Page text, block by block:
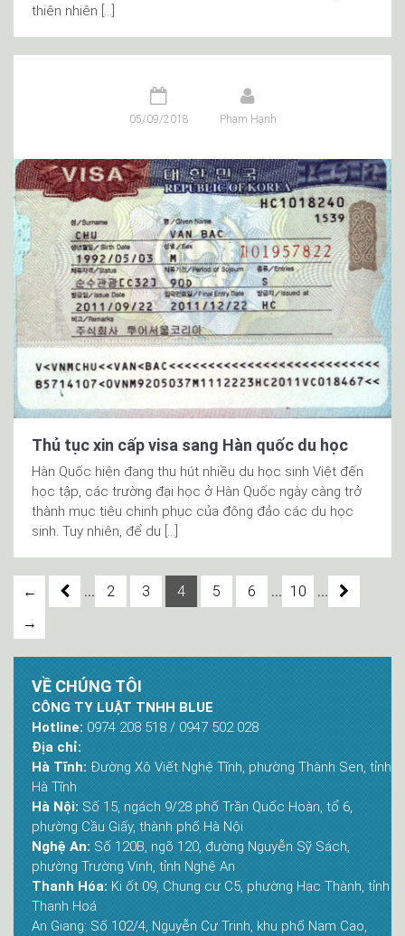
thiên nhiên […]
05/09/2018 Phạm Hạnh
Thủ tục xin cấp visa sang Hàn quốc du học
Hàn Quốc hiện đang thu hút nhiều du học sinh Việt đến
học tập, các trường đại học ở Hàn Quốc ngày càng trở
thành mục tiêu chinh phục của đông đảo các du học
sinh. Tuy nhiên, để du […]
← ... 2 3 4 5 6 ... 10 ...
→
VỀ CHÚNG TÔI
CÔNG TY LUẬT TNHH BLUE
Hotline: 0974 208 518 / 0947 502 028
Địa chỉ:
Hà Tĩnh: Đường Xô Viết Nghệ Tĩnh, phường Thành Sen, tỉnh
Hà Tĩnh
Hà Nội: Số 15, ngách 9/28 phố Trần Quốc Hoàn, tổ 6,
phường Cầu Giấy, thành phố Hà Nội
Nghệ An: Số 120B, ngõ 120, đường Nguyễn Sỹ Sách,
phường Trường Vinh, tỉnh Nghệ An
Thanh Hóa: Ki ốt 09, Chung cư C5, phường Hạc Thành, tỉnh
Thanh Hoá
An Giang: Số 102/4, Nguyễn Cư Trinh, khu phố Nam Cao,